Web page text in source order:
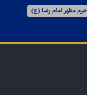
حرم مطهر امام رضا (ع)